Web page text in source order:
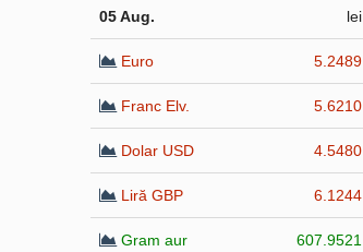
05 Aug. lei
Euro 5.2489
Franc Elv. 5.6210
Dolar USD 4.5480
Liră GBP 6.1244
Gram aur 607.9521